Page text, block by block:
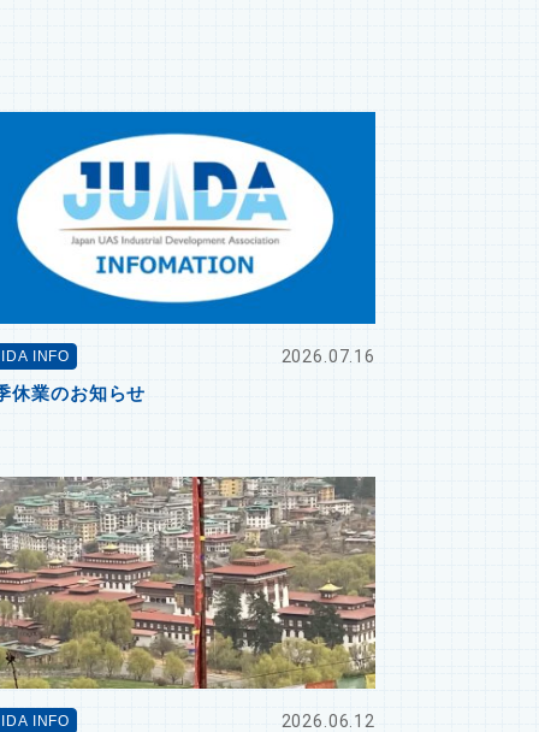
INFO
2026.07.16
休業のお知らせ
INFO
2026.06.12